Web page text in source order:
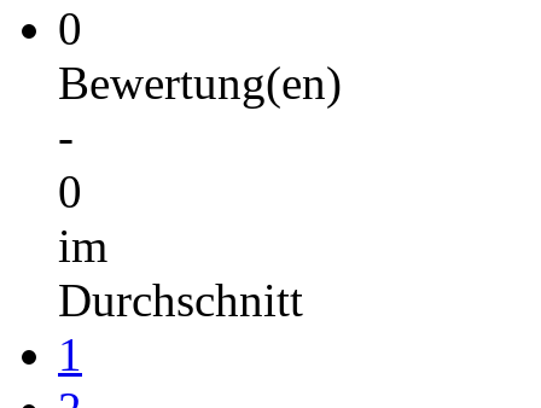
0
Bewertung(en)
-
0
im
Durchschnitt
1